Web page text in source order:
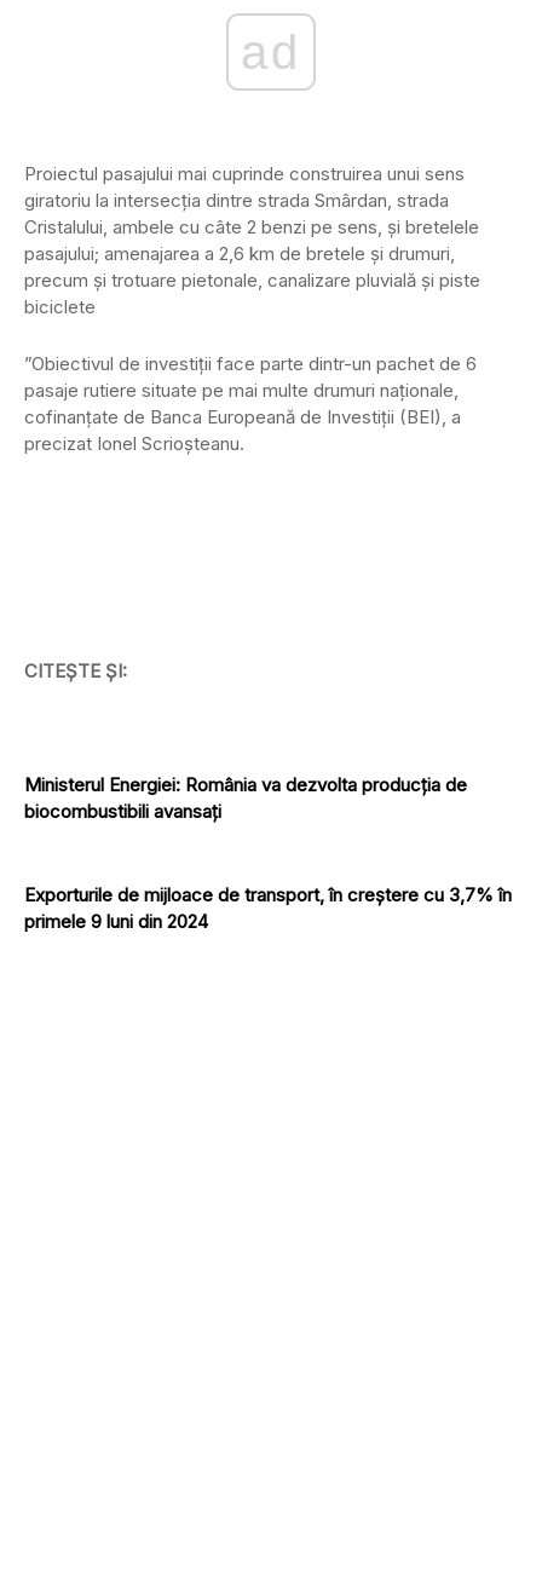
ad
Proiectul pasajului mai cuprinde construirea unui sens
giratoriu la intersecția dintre strada Smârdan, strada
Cristalului, ambele cu câte 2 benzi pe sens, și bretelele
pasajului; amenajarea a 2,6 km de bretele și drumuri,
precum și trotuare pietonale, canalizare pluvială și piste
biciclete
”Obiectivul de investiții face parte dintr-un pachet de 6
pasaje rutiere situate pe mai multe drumuri naționale,
cofinanțate de Banca Europeană de Investiții (BEI), a
precizat Ionel Scrioșteanu.
CITEȘTE ȘI:
Ministerul Energiei: România va dezvolta producţia de
biocombustibili avansaţi
Exporturile de mijloace de transport, în creștere cu 3,7% în
primele 9 luni din 2024